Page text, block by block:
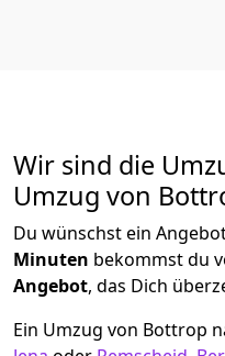
Wir sind die
Umzug von
Du wünschst ein
Minuten bekommst du
Angebot, das Dich
Ein Umzug von Bottrop